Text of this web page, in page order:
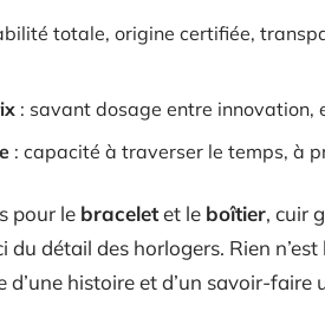
totale, origine certifiée,
: savant dosage entre innovation,
: capacité à traverser le temps, à
pour le braceletet le boîtier, cuir
du détail des horlogers. Rien
histoire et d’un savoir-faire